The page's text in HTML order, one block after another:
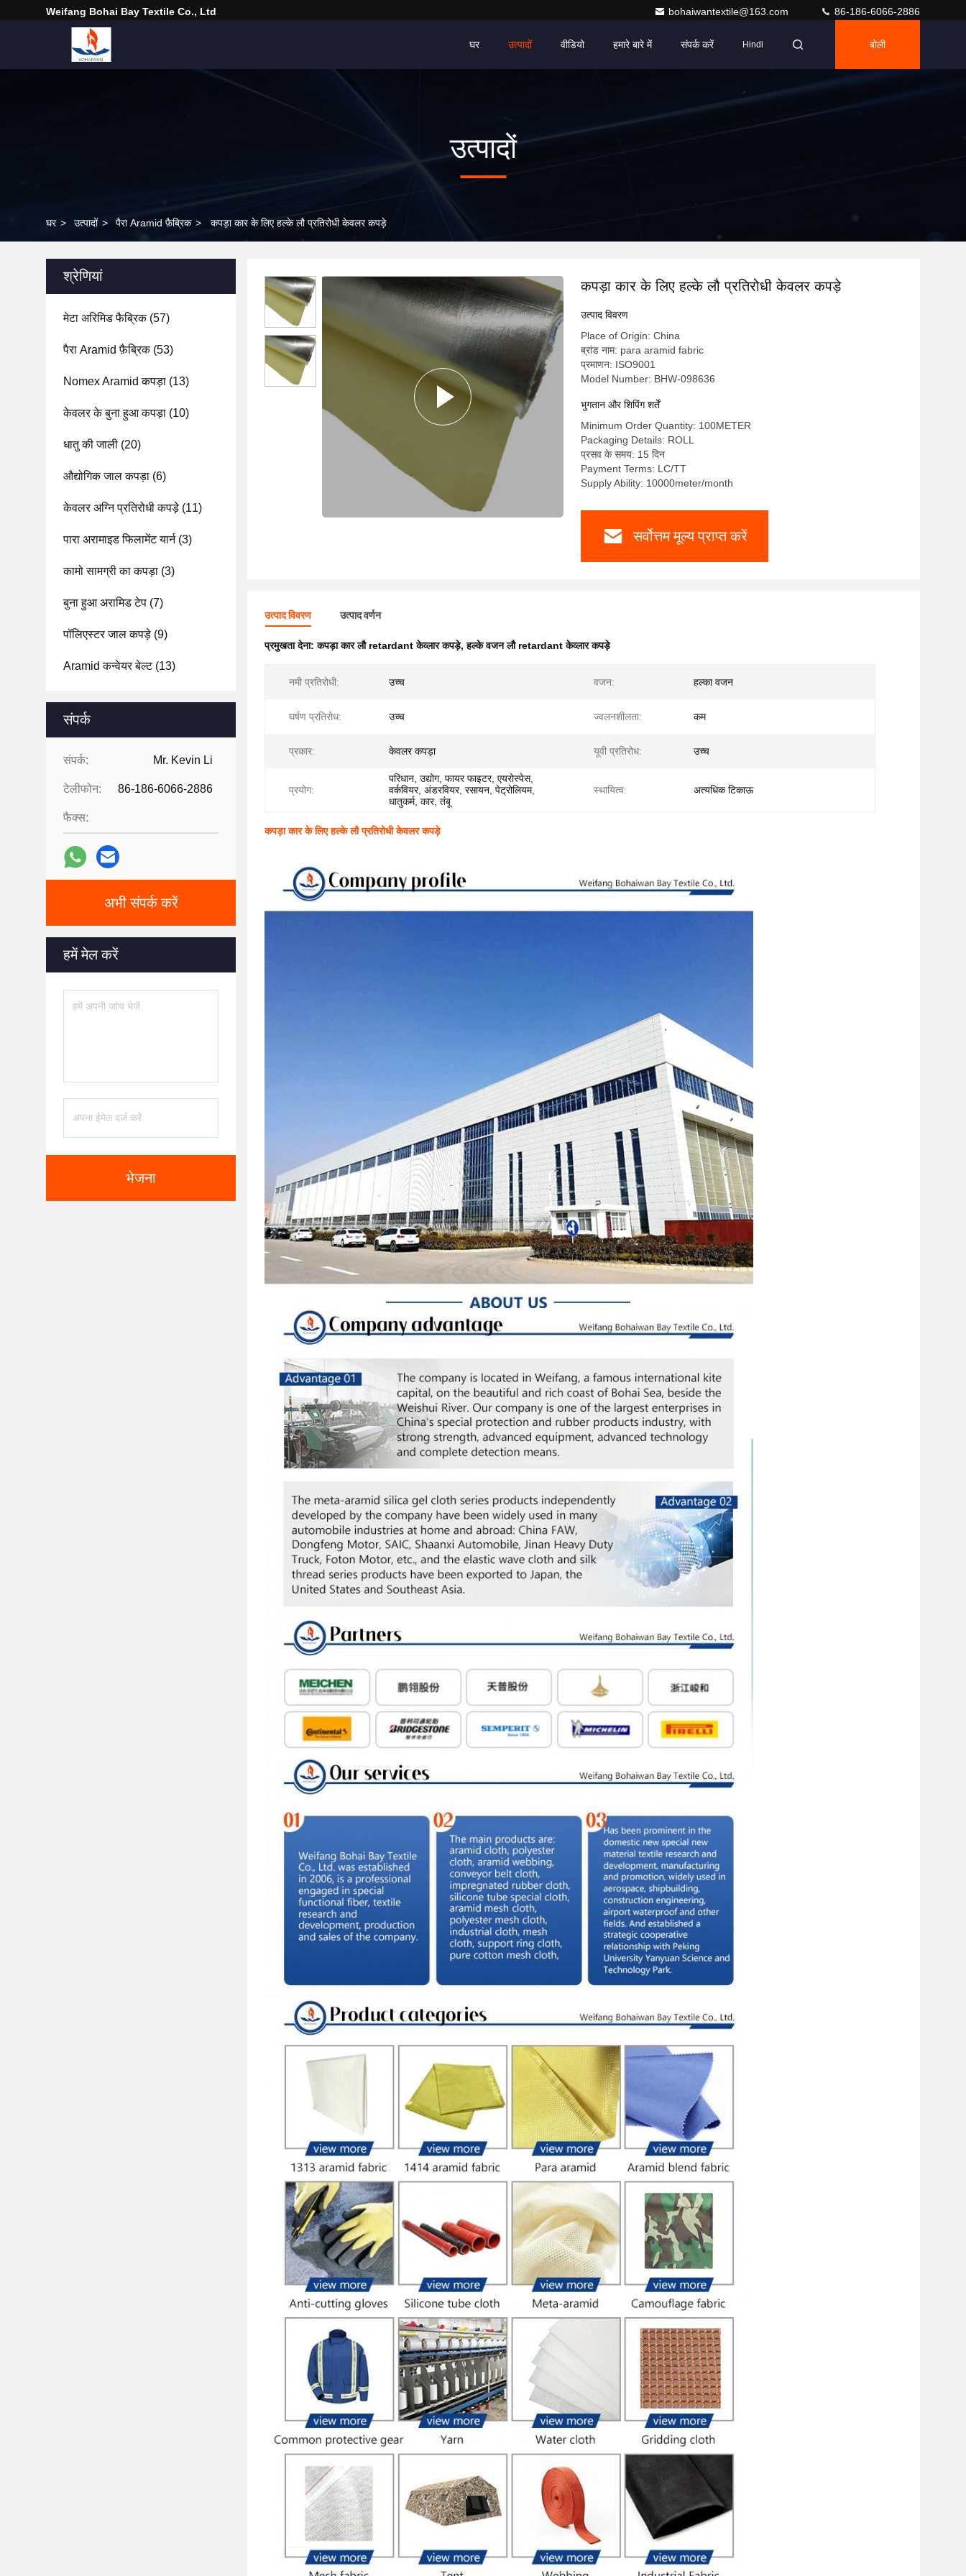
Weifang Bohai Bay Textile Co., Ltd bohaiwantextile@163.com 86-186-6066-2886
घर उत्पादों वीडियो हमारे बारे में संपर्क करें Hindi बोली
उत्पादों
घर > उत्पादों > पैरा Aramid फ़ैब्रिक > कपड़ा कार के लिए हल्के लौ प्रतिरोधी केवलर कपड़े
श्रेणियां
मेटा अरिमिड फैब्रिक(57)
पैरा Aramid फ़ैब्रिक(53)
Nomex Aramid कपड़ा (13)
केवलर के बुना हुआ कपड़ा (10)
धातु की जाली (20)
औद्योगिक जाल कपड़ा (6)
केवलर अग्नि प्रतिरोधी कपड़े (11)
पारा अरामाइड फिलामेंट यार्न(3)
कामो सामग्री का कपड़ा (3)
बुना हुआ अरामिड टेप (7)
पॉलिएस्टर जाल कपड़े (9)
Aramid कन्वेयर बेल्ट(13)
संपर्क
संपर्क: Mr. Kevin Li
टेलीफोन: 86-186-6066-2886
फैक्स:
अभी संपर्क करें
हमें मेल करें
भेजना
कपड़ा कार के लिए हल्के लौ प्रतिरोधी केवलर कपड़े
उत्पाद विवरण
Place of Origin: China
ब्रांड नाम: para aramid fabric
प्रमाणन: ISO9001
Model Number: BHW-098636
भुगतान और शिपिंग शर्तें
Minimum Order Quantity: 100METER
Packaging Details: ROLL
प्रसव के समय: 15 दिन
Payment Terms: LC/TT
Supply Ability: 10000meter/month
सर्वोत्तम मूल्य प्राप्त करें
उत्पाद विवरण उत्पाद वर्णन
प्रमुखता देना:कपड़ा कार लौ retardant केव्लार कपड़े,हल्के वजन लौ retardant केव्लार कपड़े
नमी प्रतिरोधी: उच्च वजन: हल्का वजन
घर्षण प्रतिरोध: उच्च ज्वलनशीलता: कम
प्रकार: केवलर कपड़ा यूवी प्रतिरोध: उच्च
प्रयोग:
परिधान, उद्योग, फायर फाइटर, एयरोस्पेस,
वर्कवियर, अंडरवियर, रसायन, पेट्रोलियम,
धातुकर्म, कार, तंबू
स्थायित्व: अत्यधिक टिकाऊ
कपड़ा कार के लिए हल्के लौ प्रतिरोधी केवलर कपड़े